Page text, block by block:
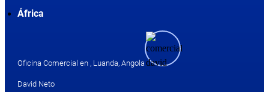
África
Oficina Comercial en , Luanda, Angola
David Neto